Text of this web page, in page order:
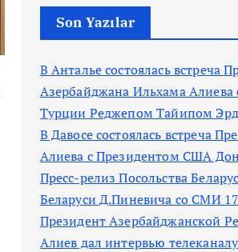
Son Yazılar
В Анталье состоялась встреча
Азербайджана Ильхама Алиева
Турции Реджепом Тайипом
В Давосе состоялась встреча
Алиева с Президентом США
Пресс-релиз Посольства
Беларуси Д.Пиневича со СМИ
Президент Азербайджанской
Алиев дал интервью